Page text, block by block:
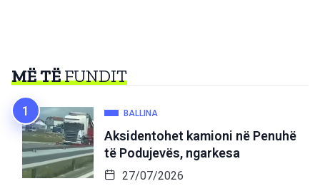
MË TËFUNDIT
BALLINA
Aksidentohet kamioni në Penuhë
të Podujevës, ngarkesa
27/07/2026